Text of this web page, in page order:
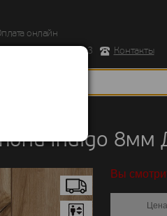
онлайн
д.43 корпус 3
Контакты
Indigo 8мм
Вы